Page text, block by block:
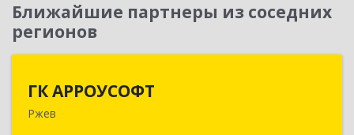
Ближайшие партнеры из соседних
регионов
ГК АРРОУСОФТ
Ржев172381, Тверская обл, м.о. Ржевский, Ржев г,